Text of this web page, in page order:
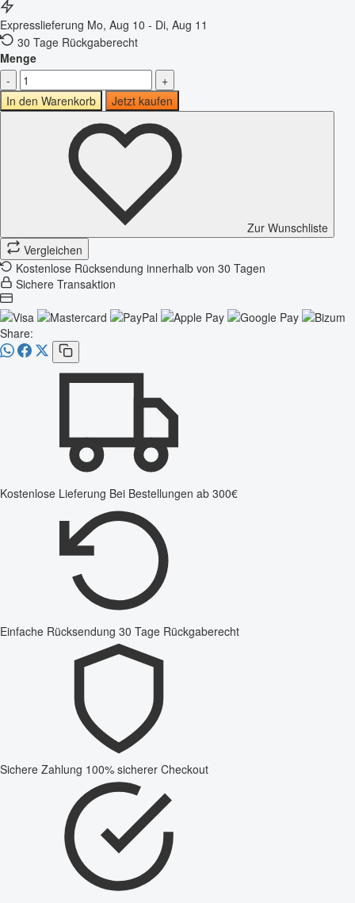
Expresslieferung Mo, Aug 10 - Di, Aug 11
30 Tage Rückgaberecht
Menge
-
+
In den Warenkorb
Jetzt kaufen
Zur Wunschliste
Vergleichen
Kostenlose Rücksendung innerhalb von 30 Tagen
Sichere Transaktion
Share:
Kostenlose Lieferung Bei Bestellungen ab 300€
Einfache Rücksendung 30 Tage Rückgaberecht
Sichere Zahlung 100% sicherer Checkout